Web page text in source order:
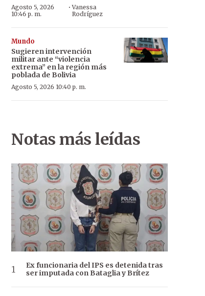
Agosto 5, 2026
10:46 p. m.
·Vanessa
Rodríguez
Mundo
Sugieren intervención
militar ante “violencia
extrema” en la región más
poblada de Bolivia
Agosto 5, 2026 10:40 p. m.
Notas más leídas
Ex funcionaria del IPS es detenida tras
ser imputada con Bataglia y Brítez